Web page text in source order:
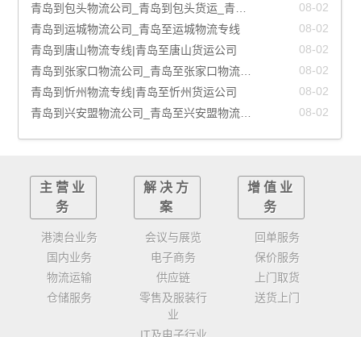
08-03
青岛到乌兰察布物流公司_青岛至乌兰察布物流专线
08-03
青岛到承德物流公司_青岛至承德物流专线
08-02
青岛到太原物流公司_青岛至太原物流专线
青岛到邢台物流公司_青岛至邢台物流专线
08-02
青岛到包头物流公司_青岛到包头货运_青岛至包头物流专线 08-02
青岛到运城物流公司_青岛至运城物流专线 08-02
青岛到唐山物流专线|青岛至唐山货运公司 08-02
青岛到忻州物流专线|青岛至忻州货运公司 08-02
主营业
务
港澳台业务
国内业务
物流运输
仓储服务
解决方
案
会议与展览
电子商务
供应链
零售及服装行
业
增值业
务
回单服务
保价服务
上门取货
送货上门